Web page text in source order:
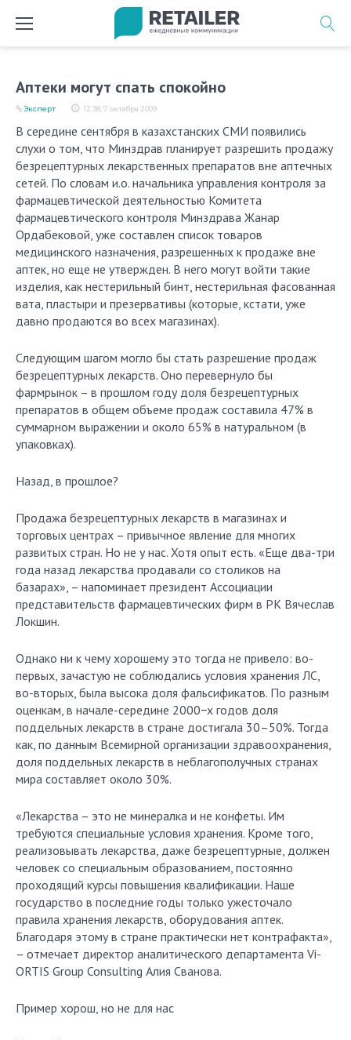
Аптеки могут спать спокойно
12:38, 7 октября 2009
Эксперт
В середине сентября в казахстанских СМИ появились
слухи о том, что Минздрав планирует разрешить продажу
безрецептурных лекарственных препаратов вне аптечных
сетей. По словам и.о. начальника управления контроля за
фармацевтической деятельностью Комитета
фармацевтического контроля Минздрава Жанар
Ордабековой, уже составлен список товаров
медицинского назначения, разрешенных к продаже вне
аптек, но еще не утвержден. В него могут войти такие
изделия, как нестерильный бинт, нестерильная фасованная
вата, пластыри и презервативы (которые, кстати, уже
давно продаются во всех магазинах).
Следующим шагом могло бы стать разрешение продаж
безрецептурных лекарств. Оно перевернуло бы
фармрынок – в прошлом году доля безрецептурных
препаратов в общем объеме продаж составила 47% в
суммарном выражении и около 65% в натуральном (в
упаковках).
Назад, в прошлое?
Продажа безрецептурных лекарств в магазинах и
торговых центрах – привычное явление для многих
развитых стран. Но не у нас. Хотя опыт есть. «Еще два-три
года назад лекарства продавали со столиков на
базарах», – напоминает президент Ассоциации
представительств фармацевтических фирм в РК Вячеслав
Локшин.
Однако ни к чему хорошему это тогда не привело: во-
первых, зачастую не соблюдались условия хранения ЛС,
во-вторых, была высока доля фальсификатов. По разным
оценкам, в начале-середине 2000−х годов доля
поддельных лекарств в стране достигала 30–50%. Тогда
как, по данным Всемирной организации здравоохранения,
доля поддельных лекарств в неблагополучных странах
мира составляет около 30%.
«Лекарства – это не минералка и не конфеты. Им
требуются специальные условия хранения. Кроме того,
реализовывать лекарства, даже безрецептурные, должен
человек со специальным образованием, постоянно
проходящий курсы повышения квалификации. Наше
государство в последние годы только ужесточало
правила хранения лекарств, оборудования аптек.
Благодаря этому в стране практически нет контрафакта»,
– отмечает директор аналитического департамента Vi-
ORTIS Group Consulting Алия Сванова.
Пример хорош, но не для нас